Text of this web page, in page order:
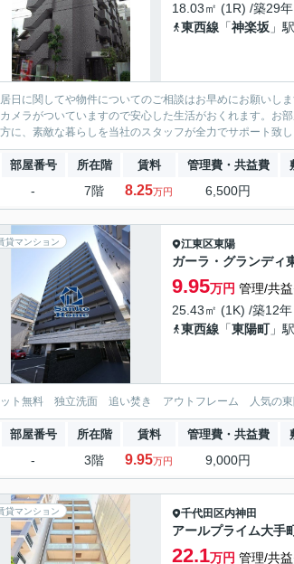
18.03㎡ (1R) /築29
東西線 「神楽坂 」
日に関してや物件についてのご相談はお早めにお願いし
メラがついていますので安心した生活がおくれます。お
に、素敵な暮らしを当社のスタッフが全力でサポート致
部屋番号 所在階 賃料 管理費・共益費
- 7階 8.25万円 6,500円
貸マンション 江東区東陽
ガーラ・グランディ
9.95万円 管理/共
25.43㎡ (1K) /築12
東西線 「東陽町」
ット無料 独立洗面 追い焚き アウトフレーム 人気の東
部屋番号 所在階 賃料 管理費・共益費
- 3階 9.95万円 9,000円
貸マンション 千代田区内神田
アールプライム大手
22.1万円 管理/共